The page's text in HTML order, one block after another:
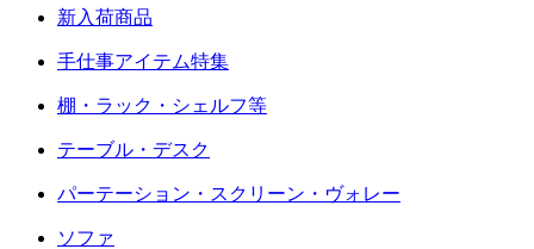
新入荷商品
手仕事アイテム特集
棚・ラック・シェルフ等
テーブル・デスク
パーテーション・スクリーン・ヴォレー
ソファ